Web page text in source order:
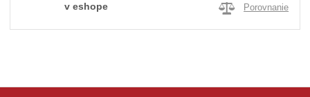
v eshope
Porovnanie